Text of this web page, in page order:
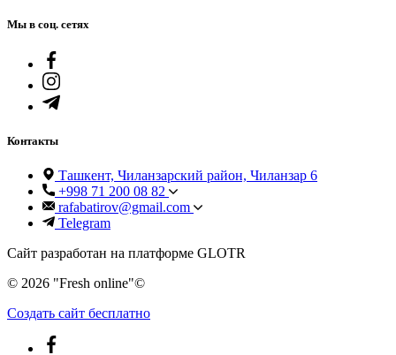
Мы в соц. сетях
Контакты
Ташкент, Чиланзарский район, Чиланзар 6
+998 71 200 08 82
rafabatirov@gmail.com
Telegram
Сайт разработан на платформе GLOTR
© 2026 "Fresh online"©️
Создать cайт бесплатно